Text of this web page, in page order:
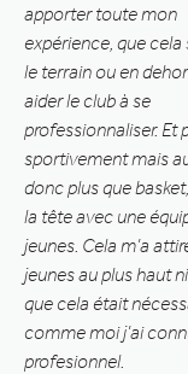
apporter toute mon
expérience, que cela
le terrain ou en
aider le club à se
professionnaliser. Et
sportivement mais
donc plus que
la tête avec une
jeunes. Cela m’a
jeunes au plus haut
que cela était
comme moi j’ai
profesionnel.